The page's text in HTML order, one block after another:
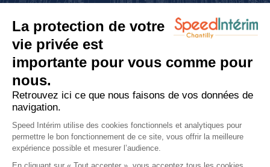
À propos
Qui sommes-nous
Espace candidat
Espace entreprise
Actualités